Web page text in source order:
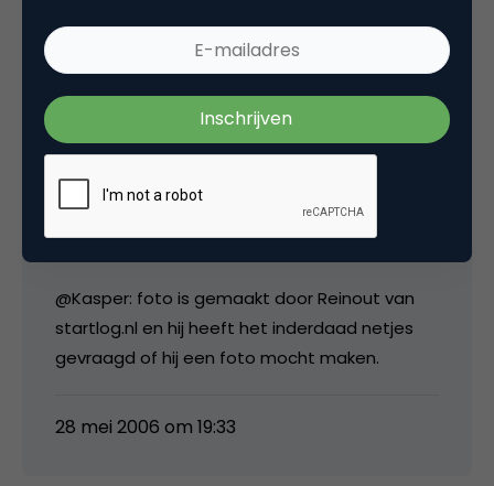
media
@Antoinette: heb inmiddels begrepen dat het
gaat om een actie van CCCP.
@Kasper: foto is gemaakt door Reinout van
startlog.nl en hij heeft het inderdaad netjes
gevraagd of hij een foto mocht maken.
28 mei 2006 om 19:33